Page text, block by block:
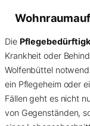
Die
Krankheit oder
Wolfenbüttel
ein Pflegeheim oder
Fällen geht es nicht
von Gegenständen,